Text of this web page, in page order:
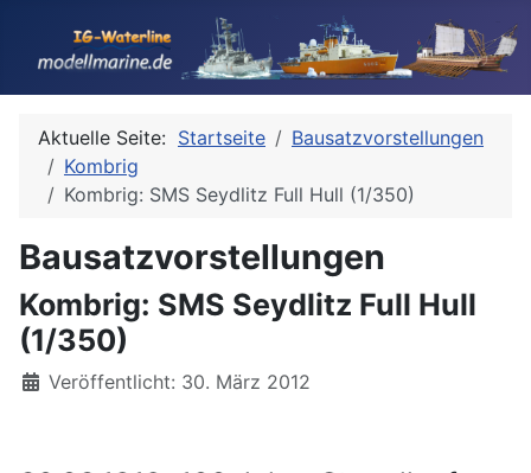
Aktuelle Seite: Startseite
Bausatzvorstellungen
Kombrig
Kombrig: SMS Seydlitz Full Hull (1/350)
Bausatzvorstellungen
Kombrig: SMS Seydlitz Full Hull
(1/350)
Details
Veröffentlicht: 30. März 2012